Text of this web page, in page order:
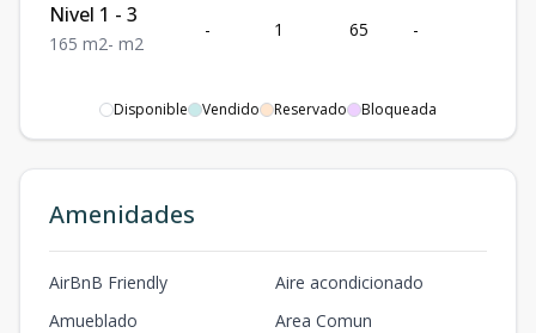
Nivel 1 - 3
1 65 m2- m2
- 1 65 -
Disponible Vendido Reservado Bloqueada
Amenidades
AirBnB Friendly
Aire acondicionado
Amueblado
Area Comun